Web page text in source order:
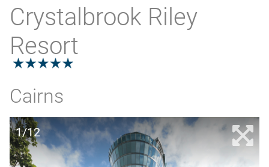
Crystalbrook Riley
Resort
5.0
Cairns
1/12